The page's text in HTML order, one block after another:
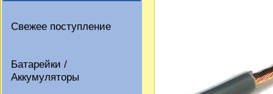
Свежее поступление
Батарейки /
Аккумуляторы